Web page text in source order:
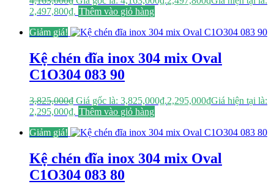
2,497,800₫. Thêm vào giỏ hàng
Giảm giá!
Kệ chén đĩa inox 304 mix Oval
C1O304 083 90
3,825,000₫ Giá gốc là: 3,825,000₫.2,295,000₫Giá hiện tại là:
2,295,000₫. Thêm vào giỏ hàng
Giảm giá!
Kệ chén đĩa inox 304 mix Oval
C1O304 083 80